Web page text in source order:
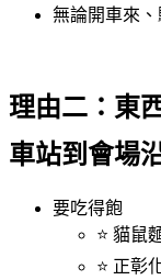
無論開車來
理由二：東
車站到會場
要吃得飽
⭐ 貓鼠
⭐ 正彰